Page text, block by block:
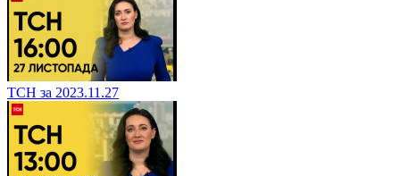
ТСН за 2023.11.27